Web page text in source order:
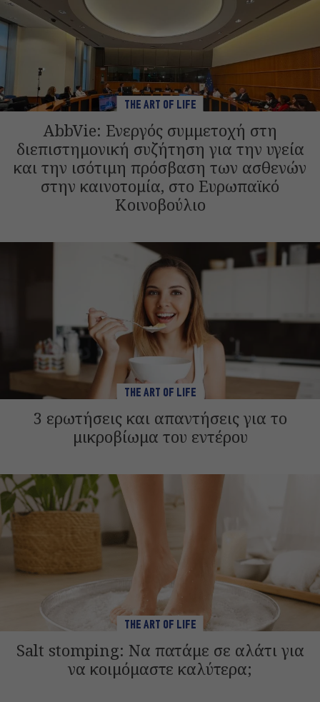
THE ART OF LIFE
AbbVie: Ενεργός συμμετοχή στη
διεπιστημονική συζήτηση για την υγεία
και την ισότιμη πρόσβαση των ασθενών
στην καινοτομία, στο Ευρωπαϊκό
Κοινοβούλιο
THE ART OF LIFE
3 ερωτήσεις και απαντήσεις για το
μικροβίωμα του εντέρου
THE ART OF LIFE
Salt stomping: Να πατάμε σε αλάτι για
να κοιμόμαστε καλύτερα;